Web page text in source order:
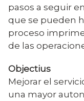
pasos a seguir
que se pueden
proceso
de las
Objectius
Mejorar el
una mayor